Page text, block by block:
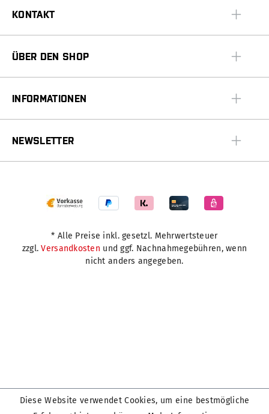
KONTAKT
ÜBER DEN SHOP
INFORMATIONEN
NEWSLETTER
* Alle Preise inkl. gesetzl. Mehrwertsteuer
zzgl.Versandkosten und ggf. Nachnahmegebühren, wenn
nicht anders angegeben.
Diese Website verwendet Cookies, um eine bestmögliche